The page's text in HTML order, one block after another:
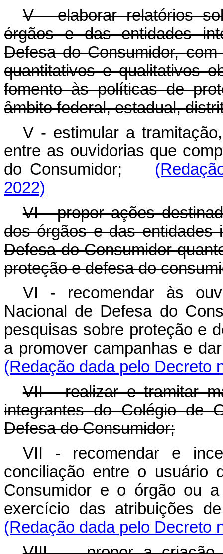
V - elaborar relatórios
órgãos e das entidades
Defesa do Consumidor,
quantitativos e qualitativos
fomento às políticas de
âmbito federal, estadual,
V - estimular a
entre as ouvidorias que
do Consumidor;
2022)
VI - propor ações
dos órgãos e das entidades
Defesa do Consumidor
proteção e defesa do
VI - recomendar às
Nacional de Defesa do
pesquisas sobre proteção e
a promover campanhas e
(Redação dada pelo Decreto
VII - realizar e tramitar
integrantes do Colégio de
Defesa do Consumidor;
VII - recomendar e
conciliação entre o usuário
Consumidor e o órgão ou
exercício das atribuições
(Redação dada pelo Decreto